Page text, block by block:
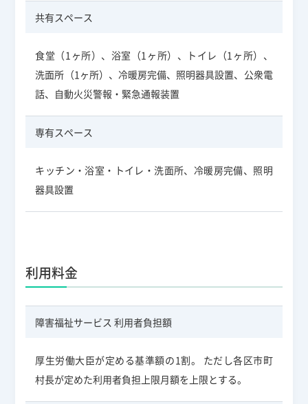
共有スペース
食堂（1ヶ所）、浴室（1ヶ所）、トイレ（1ヶ所）、
洗面所（1ヶ所）、冷暖房完備、照明器具設置、公衆電
話、自動火災警報・緊急通報装置
専有スペース
キッチン・浴室・トイレ・洗面所、冷暖房完備、照明
器具設置
利用料金
障害福祉サービス 利用者負担額
厚生労働大臣が定める基準額の1割。 ただし各区市町
村長が定めた利用者負担上限月額を上限とする。